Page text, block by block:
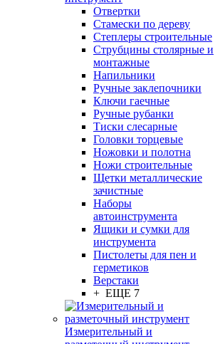
Отвертки
Стамески по дереву
Степлеры строительные
Струбцины столярные и
монтажные
Напильники
Ручные заклепочники
Ключи гаечные
Ручные рубанки
Тиски слесарные
Головки торцевые
Ножовки и полотна
Ножи строительные
Щетки металлические
зачистные
Наборы
автоинструмента
Ящики и сумки для
инструмента
Пистолеты для пен и
герметиков
Верстаки
+ ЕЩЕ 7
Измерительный и